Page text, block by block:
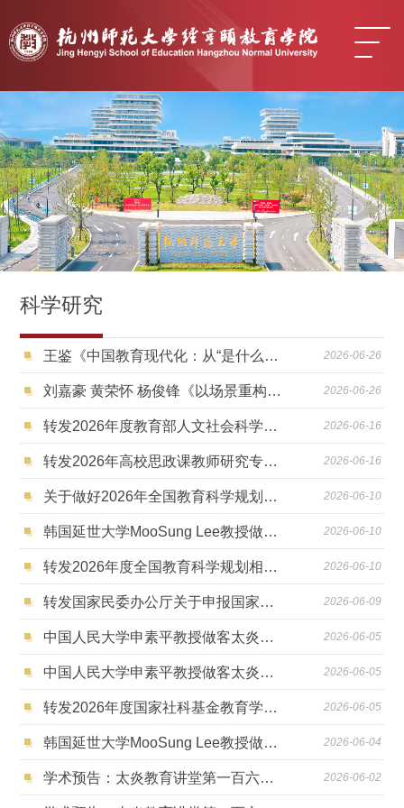
科学研究
王鉴《中国教育现代化：从“是什么”到“如何走”》 2026-06-26
刘嘉豪 黄荣怀 杨俊锋《以场景重构加速智能时代的教育系统性变革》 2026-06-26
转发2026年度教育部人文社会科学研究专项任务项目申报工作的通知 2026-06-16
转发2026年高校思政课教师研究专项一般项目申报工作的通知 2026-06-16
关于做好2026年全国教育科学规划项目申报工作的通知 2026-06-10
韩国延世大学MooSung Lee教授做客太炎教育讲堂 2026-06-10
转发2026年度全国教育科学规划相关专项申报公告的通知 2026-06-10
转发国家民委办公厅关于申报国家民委民族研究项目2026年度课题的通知 2026-06-09
中国人民大学申素平教授做客太炎教育讲堂 2026-06-05
中国人民大学申素平教授做客太炎教育讲堂 2026-06-05
转发2026年度国家社科基金教育学重大项目招标公告的通知 2026-06-05
韩国延世大学MooSung Lee教授做客太炎教育讲堂 2026-06-04
学术预告：太炎教育讲堂第一百六十二期 2026-06-02